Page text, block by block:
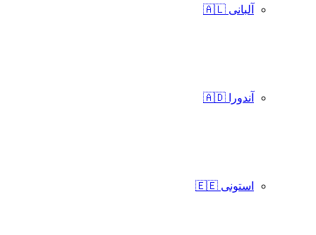
آلبانی 🇦🇱
آندورا 🇦🇩
استونی 🇪🇪